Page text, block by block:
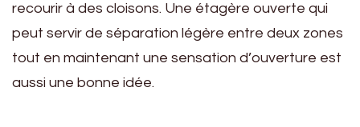
recourir à des cloisons. Une étagère ouverte qui
peut servir de séparation légère entre deux zones
tout en maintenant une sensation d’ouverture est
aussi une bonne idée.